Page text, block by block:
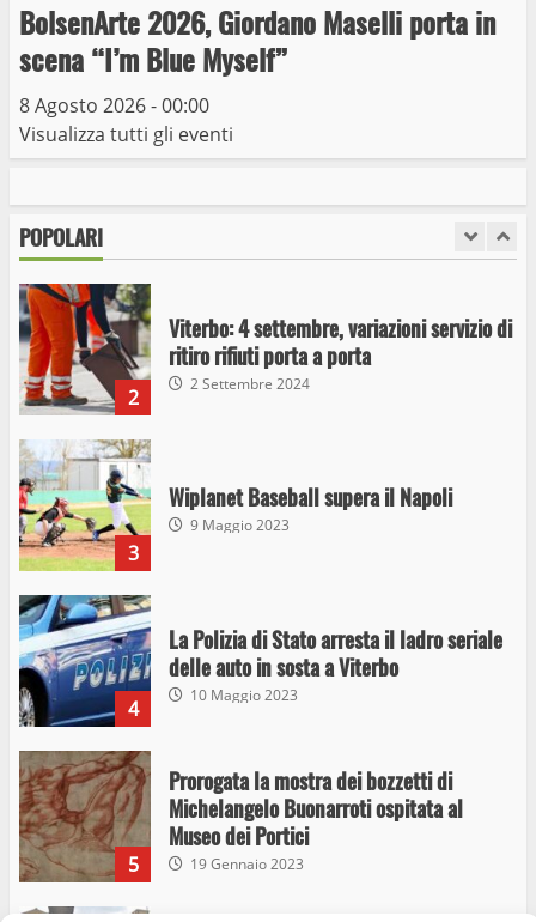
BolsenArte 2026, Giordano Maselli porta in
scena “I’m Blue Myself”
8 Agosto 2026 - 00:00
Visualizza tutti gli eventi
POPOLARI
Giochi Sportivi Studenteschi di Atletica a
Viterbo
10 Maggio 2023
I Carabinieri arrestano due giovani per
stupefacenti
2
Viterbo: 4 settembre, variazioni servizio di
ritiro rifiuti porta a porta
2 Settembre 2024
3
Wiplanet Baseball supera il Napoli
9 Maggio 2023
4
La Polizia di Stato arresta il ladro seriale
delle auto in sosta a Viterbo
10 Maggio 2023
5
Prorogata la mostra dei bozzetti di
Michelangelo Buonarroti ospitata al
Museo dei Portici
19 Gennaio 2023